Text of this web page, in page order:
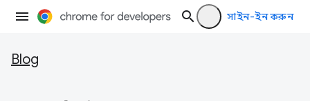
সাইন-ইন করুন
Blog